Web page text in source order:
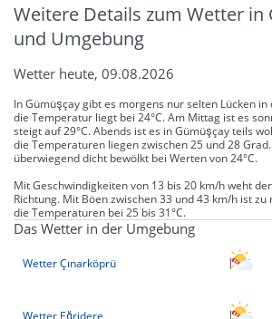
Weitere Details zum Wetter in
und Umgebung
Wetter heute, 09.08.2026
In Gümüşçay gibt es morgens nur selten Lücken
die Temperatur liegt bei 24°C. Am Mittag ist es
steigt auf 29°C. Abends ist es in Gümüşçay teils
die Temperaturen liegen zwischen 25 und 28
überwiegend dicht bewölkt bei Werten von 24°C.
Mit Geschwindigkeiten von 13 bis 20 km/h weht
Richtung. Mit Böen zwischen 33 und 43 km/h ist
die Temperaturen bei 25 bis 31°C.
Das Wetter in der Umgebung
Wetter Çınarköprü